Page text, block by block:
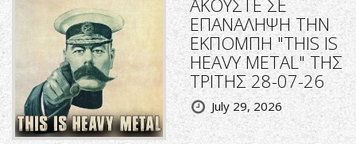
ΕΠΑΝΑΛΗΨΗ ΤΗΝ
ΕΚΠΟΜΠΗ "THIS IS
HEAVY METAL" ΤΗΣ
ΤΡΙΤΗΣ 28-07-26
July 29, 2026